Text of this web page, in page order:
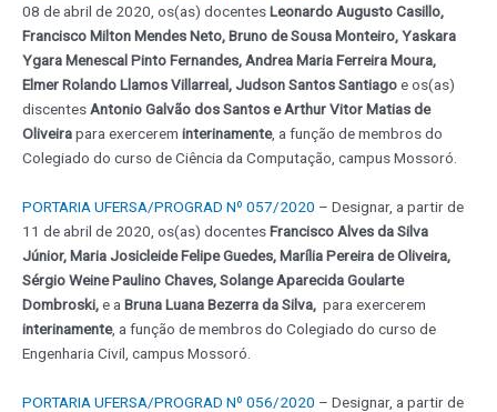
08 de abril de 2020, os(as) docentesLeonardo Augusto Casillo,
Francisco Milton Mendes Neto, Bruno de Sousa Monteiro, Yaskara
Ygara Menescal Pinto Fernandes, Andrea Maria Ferreira Moura,
Elmer Rolando Llamos Villarreal, Judson Santos Santiagoe os(as)
discentesAntonio Galvão dos Santos e Arthur Vitor Matias de
Oliveirapara exercerem interinamente, a função de membros do
Colegiado do curso de Ciência da Computação, campus Mossoró.
PORTARIA UFERSA/PROGRAD Nº 057/2020 – Designar, a partir de
11 de abril de 2020, os(as) docentesFrancisco Alves da Silva
Júnior, Maria Josicleide Felipe Guedes, Marília Pereira de Oliveira,
Sérgio Weine Paulino Chaves, Solange Aparecida Goularte
Dombroski,e a Bruna Luana Bezerra da Silva, para exercerem
interinamente, a função de membros do Colegiado do curso de
Engenharia Civil, campus Mossoró.
PORTARIA UFERSA/PROGRAD Nº 056/2020 – Designar, a partir de